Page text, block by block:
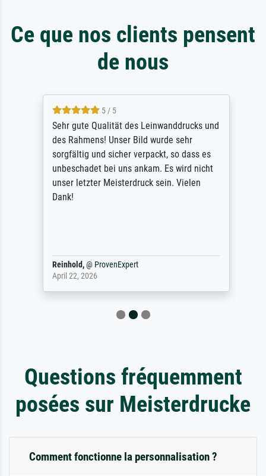
Ce que nos clients pensent
de nous
5 / 5
Sehr gute Qualität des Leinwanddrucks und
des Rahmens! Unser Bild wurde sehr
sorgfältig und sicher verpackt, so dass es
unbeschadet bei uns ankam. Es wird nicht
unser letzter Meisterdruck sein. Vielen
Dank!
Reinhold,@ProvenExpert
April 22, 2026
Questions fréquemment
posées sur Meisterdrucke
Comment fonctionne la personnalisation ?